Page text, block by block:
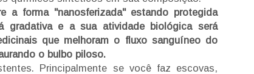
a forma "nanosferizada" estando protegida
gradativa e a sua atividade biológica será
que melhoram o fluxo sanguíneo do
o bulbo piloso.
Principalmente se você faz escovas,